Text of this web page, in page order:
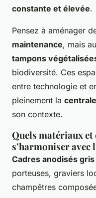
constante et élevée.
Pensez à aménager
maintenance, mais
tampons
biodiversité. Ces
entre technologie et
pleinement la
son contexte.
Quels matériaux
s’harmoniser avec
Cadres anodisés
porteuses, graviers
champêtres